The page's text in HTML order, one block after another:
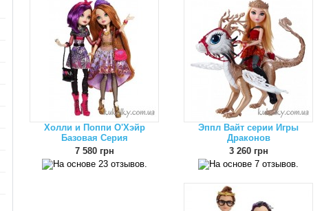
Холли и Поппи О'Хэйр
Базовая Серия
7 580 грн
Эппл Вайт серии Игры
Драконов
3 260 грн